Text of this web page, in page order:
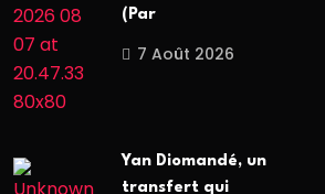
(Par
7 Août 2026
Yan Diomandé, un
transfert qui